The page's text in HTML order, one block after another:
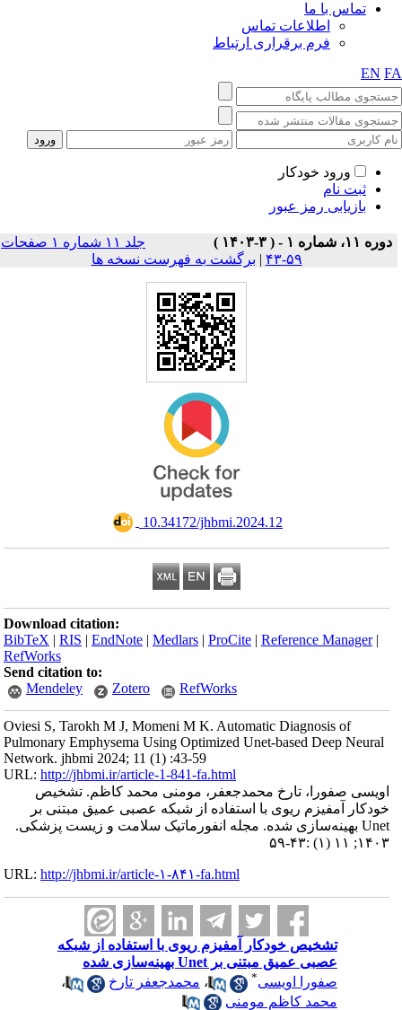
تماس با ما
اطلاعات تماس
فرم برقراری ارتباط
EN
ورود خودکار
ثبت نام
بازیابی رمز عبور
دوره ۱۱، شماره ۱ - ( ۳-۱۴۰۳ )
جلد ۱۱ شماره ۱ صفحات
۵۹-۴۳
| برگشت به فهرست نسخه ها
‎ 10.34172/jhbmi.2024.12
Download citation:
BibTeX |RIS |EndNote |Medlars |ProCite |Reference Manager
RefWorks
Send citation to:
Mendeley
Zotero RefWorks
Oviesi S, Tarokh M J, Momeni M K. Automatic Diagnosis of
Pulmonary Emphysema Using Optimized Unet-based Deep Neural
Network. jhbmi 2024; 11 (1) :43-59
URL:http://jhbmi.ir/article-1-841-fa.html
اویسی صفورا، تارخ محمدجعفر، مومنی محمد کاظم. تشخیص
خودکار آمفیزم ریوی با استفاده از شبکه عصبی عمیق مبتنی بر
Unet بهینه‌سازی شده. مجله انفورماتیک سلامت و زیست پزشکی.
۱۴۰۳; ۱۱ (۱) :۴۳-۵۹
URL:http://jhbmi.ir/article-۱-۸۴۱-fa.html
تشخیص خودکار آمفیزم ریوی با استفاده از شبکه
عصبی عمیق مبتنی بر Unet بهینه‌سازی شده
صفورا اویسی
،محمدجعفر تارخ
،
محمد کاظم مومنی